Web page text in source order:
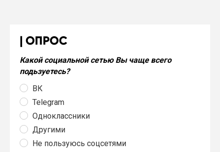
ОПРОС
Какой социальной сетью Вы чаще всего
подьзуетесь?
ВК
Telegram
Одноклассники
Другими
Не пользуюсь соцсетями